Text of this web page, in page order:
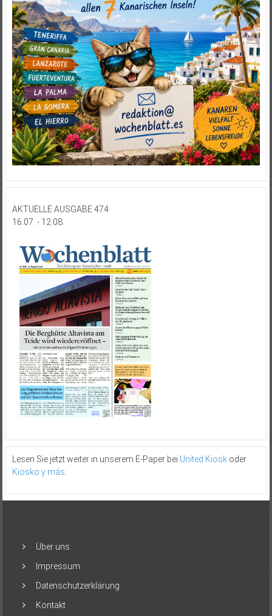
AKTUELLE AUSGABE 474
16.07. - 12.08.
Lesen Sie jetzt weiter in unserem E-Paper bei United Kioskoder
Kiosko y más
Über uns
Impressum
Datenschutzerklärung
Kontakt